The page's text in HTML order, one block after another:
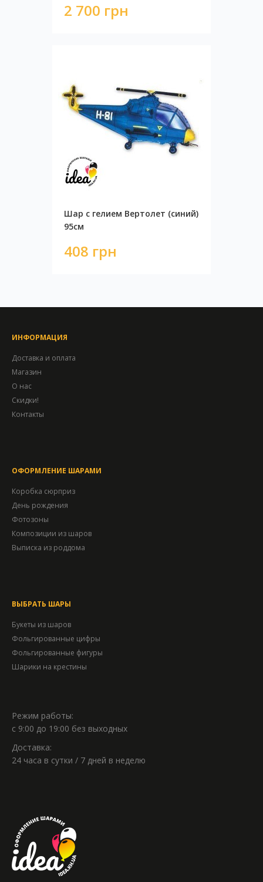
2 700 грн
Шар с гелием Вертолет (синий)
95см
408 грн
ИНФОРМАЦИЯ
Доставка и оплата
Магазин
О нас
Скидки!
Контакты
ОФОРМЛЕНИЕ ШАРАМИ
Коробка сюрприз
День рождения
Фотозоны
Композиции из шаров
Выписка из роддома
ВЫБРАТЬ ШАРЫ
Букеты из шаров
Фольгированные цифры
Фольгированные фигуры
Шарики на крестины
Режим работы:
с 9:00 до 19:00 без выходных
Доставка:
24 часа в сутки / 7 дней в неделю